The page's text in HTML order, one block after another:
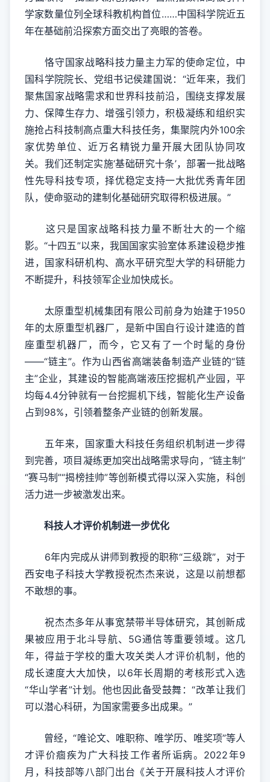
学家数量位列全球科教机构首位……中国科学院近五
年在基础前沿探索方面交出了亮眼的答卷。
恪守国家战略科技力量主力军的使命定位，中
国科学院院长、党组书记侯建国说：“近年来，我们
聚焦国家战略需求和世界科技前沿，围绕支撑发展
力、保障生存力、增强引领力，积极凝练和组织实
施抢占科技制高点重大科技任务，集聚院内外100余
家优势单位、近万名精锐力量开展大团队协同攻
关。我们还制定实施‘基础研究十条’，部署一批战略
性先导科技专项，择优稳定支持一大批优秀青年团
队，使命驱动的建制化基础研究取得积极进展。”
这只是国家战略科技力量不断壮大的一个缩
影。“十四五”以来，我国国家实验室体系建设稳步推
进，国家科研机构、高水平研究型大学的科研能力
不断提升，科技领军企业加快成长。
太原重型机械集团有限公司前身为始建于1950
年的太原重型机器厂，是新中国自行设计建造的首
座重型机器厂，而今，它又有了一个时髦的身份
——“链主”。作为山西省高端装备制造产业链的“链
主”企业，其建设的智能高端液压挖掘机产业园，平
均每4.4分钟就有一台挖掘机下线，智能化生产设备
占到98%，引领着整条产业链的创新发展。
五年来，国家重大科技任务组织机制进一步得
到完善，项目凝练更加突出战略需求导向，“链主制”
“赛马制”“揭榜挂帅”等创新模式得以深入实施，科创
活力进一步被激发出来。
科技人才评价机制进一步优化
6年内完成从讲师到教授的职称“三级跳”，对于
西安电子科技大学教授祝杰杰来说，这是以前想都
不敢想的事。
祝杰杰多年从事宽禁带半导体研究，其创新成
果被应用于北斗导航、5G通信等重要领域。这几
年，得益于学校的重大攻关类人才评价机制，他的
成长速度大大加快，以6年长周期的考核形式入选
“华山学者”计划。他也因此备受鼓舞：“改革让我们
可以潜心科研，为国家需要多出成果。”
曾经，“唯论文、唯职称、唯学历、唯奖项”等人
才评价痼疾为广大科技工作者所诟病。2022年9
月，科技部等八部门出台《关于开展科技人才评价